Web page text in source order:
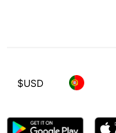
$USD